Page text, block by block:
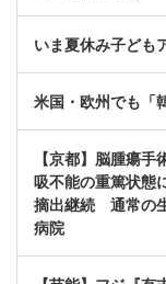
いま夏休み子ども
米国・欧州でも「
【京都】脳腫瘍
吸不能の重篤状態
摘出継続 通常の
病院